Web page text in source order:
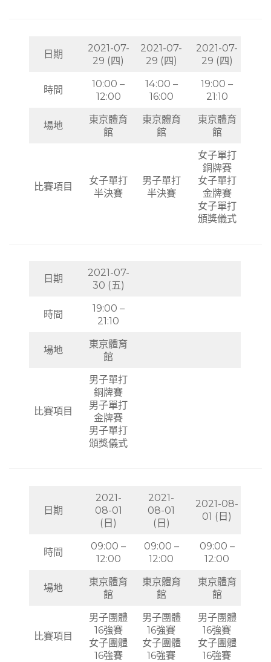
日期
2021-07-
29 (四)
2021-07-
29 (四)
2021-07-
29 (四)
時間
10:00 –
12:00
14:00 –
16:00
19:00 –
21:10
場地
東京體育
館
東京體育
館
東京體育
館
比賽項目
女子單打
半決賽
男子單打
半決賽
女子單打
銅牌賽
女子單打
金牌賽
女子單打
頒獎儀式
日期
2021-07-
30 (五)
時間
19:00 –
21:10
場地
東京體育
館
比賽項目
男子單打
銅牌賽
男子單打
金牌賽
男子單打
頒獎儀式
日期
2021-
08-01
(日)
2021-
08-01
(日)
2021-08-
01 (日)
時間
09:00 –
12:00
09:00 –
12:00
09:00 –
12:00
場地
東京體育
館
東京體育
館
東京體育
館
比賽項目
男子團體
16強賽
女子團體
16強賽
男子團體
16強賽
女子團體
16強賽
男子團體
16強賽
女子團體
16強賽